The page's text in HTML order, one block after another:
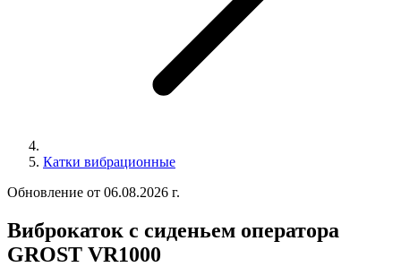
Катки вибрационные
Обновление от 06.08.2026 г.
Виброкаток с сиденьем оператора
GROST VR1000